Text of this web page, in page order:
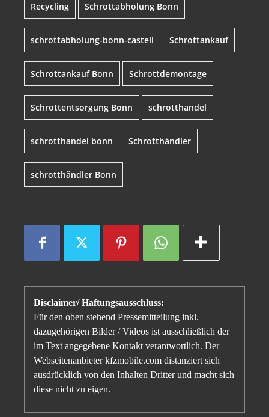
Recycling Schrottabholung Bonn
schrottabholung-bonn-castell Schrottankauf
Schrottankauf Bonn Schrottdemontage
Schrottentsorgung Bonn schrotthandel
schrotthandel bonn Schrotthändler
schrotthändler Bonn
Disclaimer/ Haftungsausschluss:
Für den oben stehend Pressemitteilung inkl.
dazugehörigen Bilder / Videos ist ausschließlich der
im Text angegebene Kontakt verantwortlich. Der
Webseitenanbieter kfzmobile.com distanziert sich
ausdrücklich von den Inhalten Dritter und macht sich
diese nicht zu eigen.